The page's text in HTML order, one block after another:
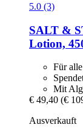
5.0 (3)
SALT &
Lotion,
Für
Mit
€ 49,40 (€
Ausverkauft